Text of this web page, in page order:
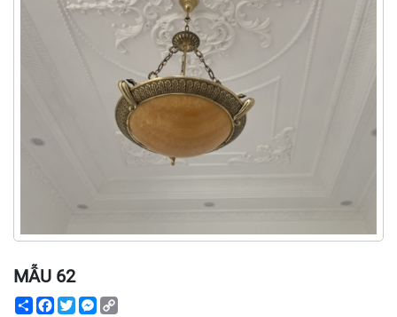
MẪU 62
ShareFacebook
TwitterMessenger